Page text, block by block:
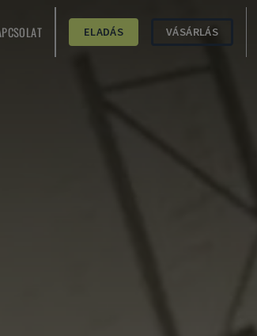
ELADÁS VÁSÁRLÁS